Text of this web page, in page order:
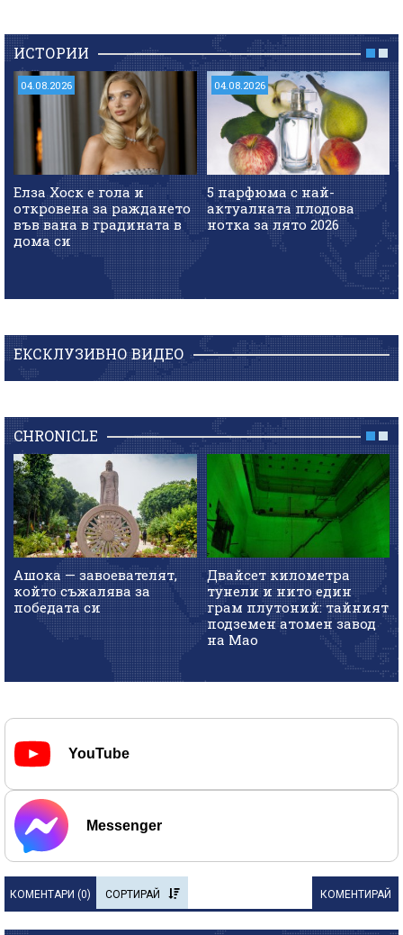
ИСТОРИИ
04.08.2026
Елза Хоск е гола и
откровена за раждането
във вана в градината в
дома си
04.08.2026
5 парфюма с най-
актуалната плодова
нотка за лято 2026
ЕКСКЛУЗИВНО ВИДЕО
CHRONICLE
Ашока — завоевателят,
който съжалява за
победата си
Двайсет километра
тунели и нито един
грам плутоний: тайният
подземен атомен завод
на Мао
YouTube
Messenger
КОМЕНТАРИ (0) СОРТИРАЙ КОМЕНТИРАЙ